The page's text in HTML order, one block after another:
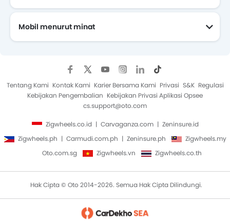
Mobil menurut minat
Tentang Kami Kontak Kami Karier Bersama Kami Privasi S&K Regulasi
Kebijakan Pengembalian Kebijakan Privasi Aplikasi Opsee
cs.support@oto.com
Zigwheels.co.id Carvaganza.com
Zeninsure.id
Zigwheels.ph
Carmudi.com.ph Zeninsure.ph
Zigwheels.my
Oto.com.sg
Zigwheels.vn Zigwheels.co.th
Hak Cipta © Oto 2014-2026. Semua Hak Cipta Dilindungi.